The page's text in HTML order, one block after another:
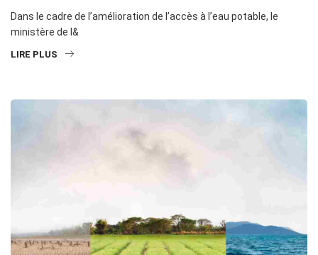
Dans le cadre de l’amélioration de l’accès à l’eau potable, le
ministère de l&
LIRE PLUS